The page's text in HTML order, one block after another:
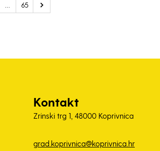
65
Kontakt
Zrinski trg 1, 48000 Koprivnica
grad.koprivnica@koprivnica.hr